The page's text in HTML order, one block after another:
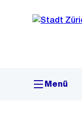
Navigation
Sprunglink
Menü